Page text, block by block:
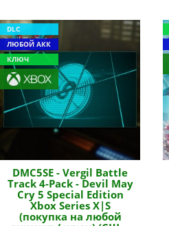
DLC
ЛЮБОЙ АКК
КЛЮЧ
DMC5SE - Vergil Battle
Track 4-Pack - Devil May
Cry 5 Special Edition
Xbox Series X|S
(покупка на любой